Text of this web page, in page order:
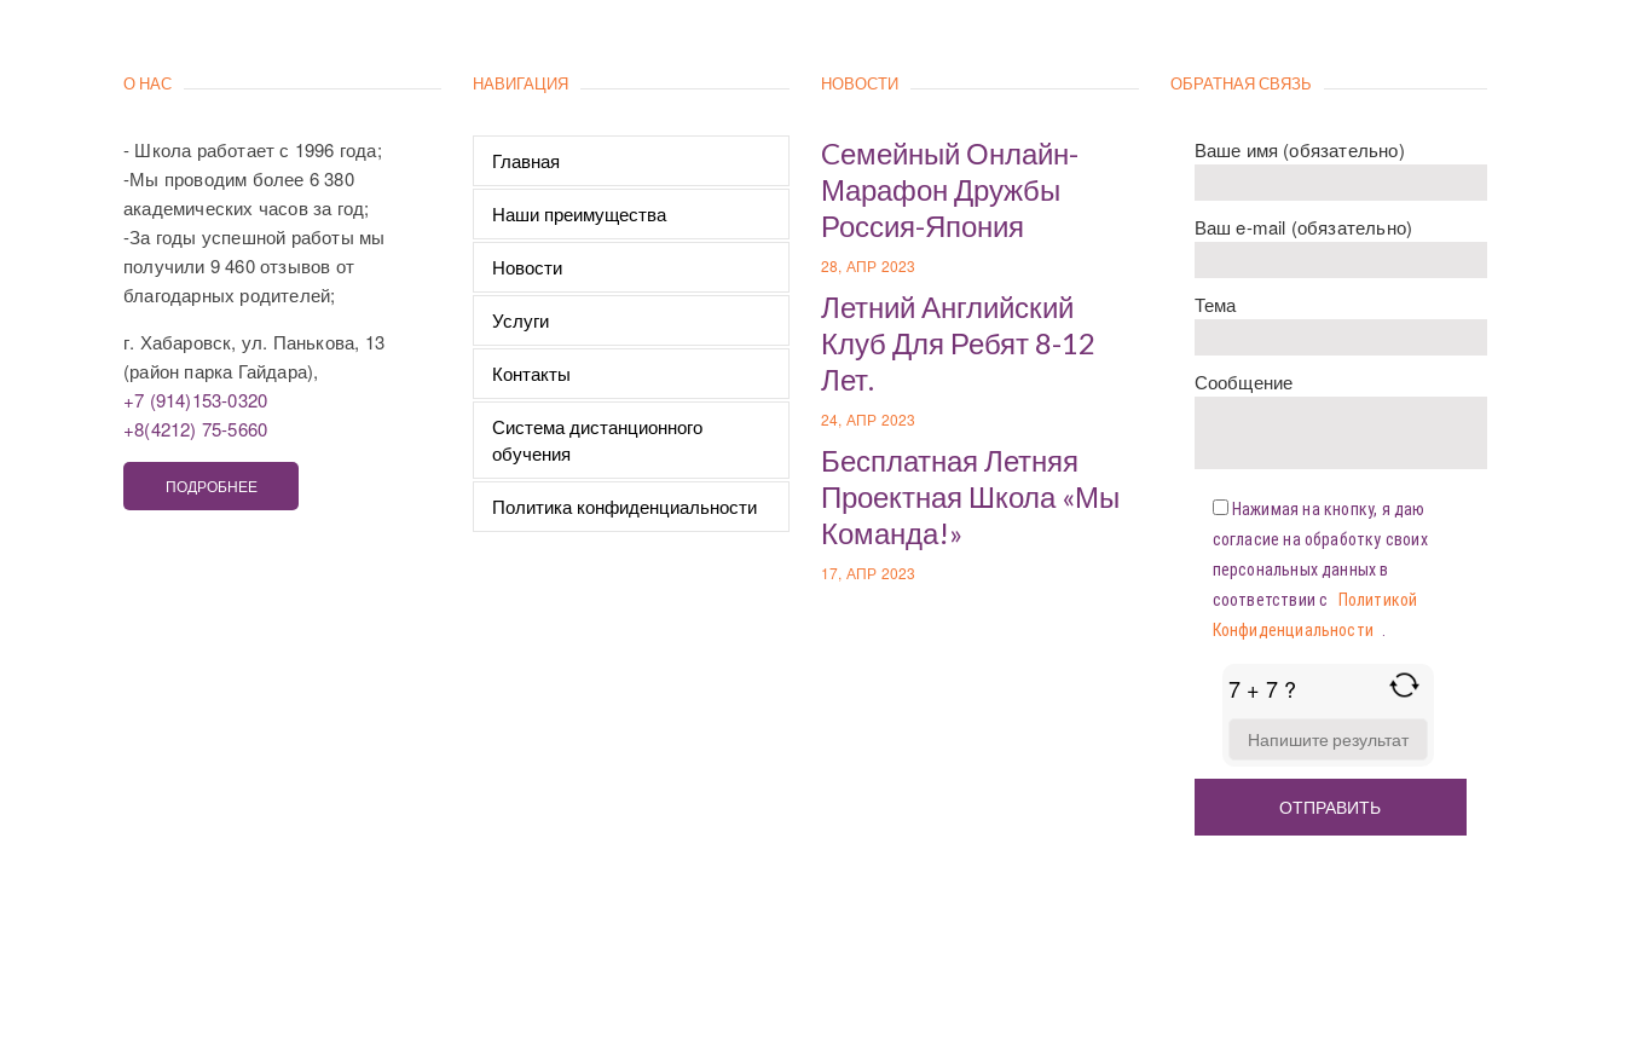
О НАС
- Школа работает с 1996 года;
-Мы проводим более 6 380
академических часов за год;
-За годы успешной работы мы
получили 9 460 отзывов от
благодарных родителей;
г. Хабаровск, ул. Панькова, 13
(район парка Гайдара),
+7 (914)153-0320
+8(4212) 75-5660
ПОДРОБНЕЕ
НАВИГАЦИЯ
Главная
Наши преимущества
Новости
Услуги
Контакты
Система дистанционного
обучения
Политика конфиденциальности
НОВОСТИ
Cемейный Онлайн-
Марафон Дружбы
Россия-Япония
28, АПР 2023
Летний Английский
Клуб Для Ребят 8-12
Лет.
24, АПР 2023
Бесплатная Летняя
Проектная Школа «Мы
Команда!»
17, АПР 2023
ОБРАТНАЯ СВЯЗЬ
Ваше имя (обязательно)
Ваш e-mail (обязательно)
Тема
Сообщение
Нажимая на кнопку, я даю
согласие на обработку своих
персональных данных в
соответствии с
Политикой
Конфиденциальности
7 + 7 ?
FOR